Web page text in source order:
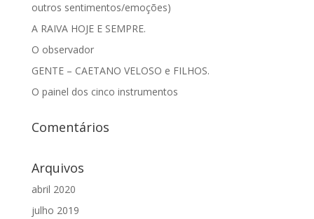
outros sentimentos/emoções)
A RAIVA HOJE E SEMPRE.
O observador
GENTE – CAETANO VELOSO e FILHOS.
O painel dos cinco instrumentos
Comentários
Arquivos
abril 2020
julho 2019